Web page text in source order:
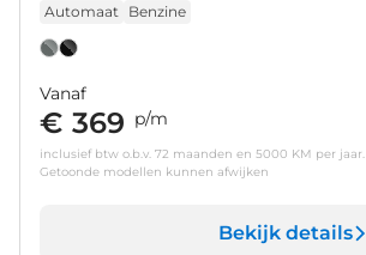
Automaat
Benzine
Vanaf
€ 369 p/m
inclusief btw o.b.v. 72 maanden en 5000 KM per jaar.
Getoonde modellen kunnen afwijken
Bekijk details